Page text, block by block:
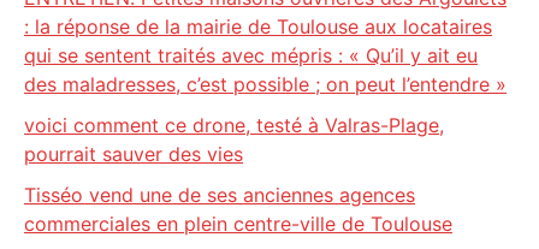
: la réponse de la mairie de Toulouse aux locataires
qui se sentent traités avec mépris : « Qu’il y ait eu
des maladresses, c’est possible ; on peut l’entendre »
voici comment ce drone, testé à Valras-Plage,
pourrait sauver des vies
Tisséo vend une de ses anciennes agences
commerciales en plein centre-ville de Toulouse